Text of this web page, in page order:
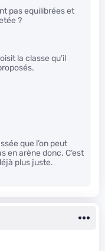
pas equilibrées et
?
la classe qu’il
que l’on peut
en arène donc. C’est
plus juste.